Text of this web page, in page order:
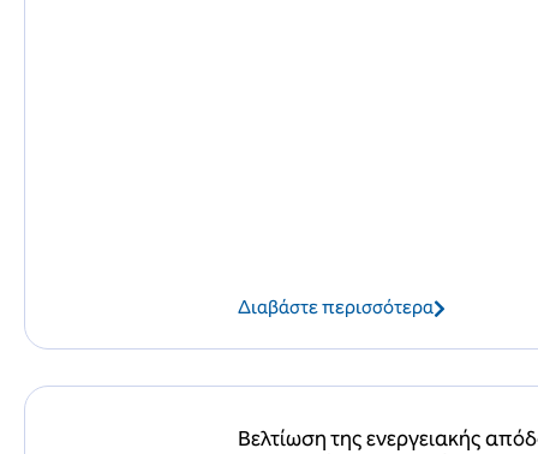
Διαβάστε περισσότερα
Βελτίωση της ενεργειακής